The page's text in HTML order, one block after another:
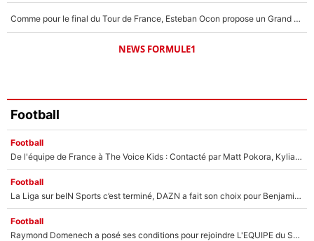
Comme pour le final du Tour de France, Esteban Ocon propose un Grand Prix de Formule 1 à Paris : «Autour de l’Arc de Triomphe, ce serait génial» !
NEWS FORMULE1
Football
Football
De l'équipe de France à The Voice Kids : Contacté par Matt Pokora, Kylian Mbappé a accepté de jouer un rôle inédit sur TF1 !
Football
La Liga sur beIN Sports c’est terminé, DAZN a fait son choix pour Benjamin Da Silva et Omar Da Fonseca !
Football
Raymond Domenech a posé ses conditions pour rejoindre L'EQUIPE du Soir : Il refuse de faire l'émission avec un autre chroniqueur !